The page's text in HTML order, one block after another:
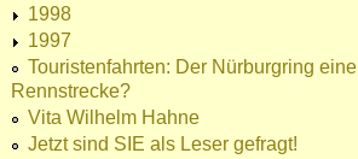
1998
1997
Touristenfahrten: Der Nürburgring eine
Rennstrecke?
Vita Wilhelm Hahne
Jetzt sind SIE als Leser gefragt!